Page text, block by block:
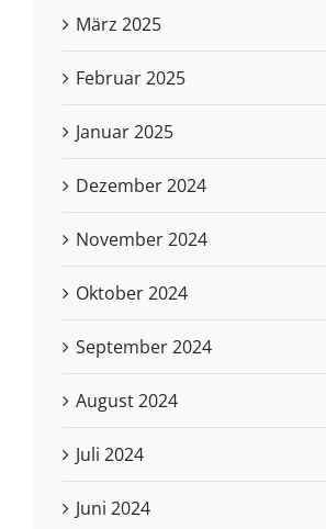
März 2025
Februar 2025
Januar 2025
Dezember 2024
November 2024
Oktober 2024
September 2024
August 2024
Juli 2024
Juni 2024